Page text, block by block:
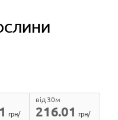
грн/
216.01
від 30м
грн/